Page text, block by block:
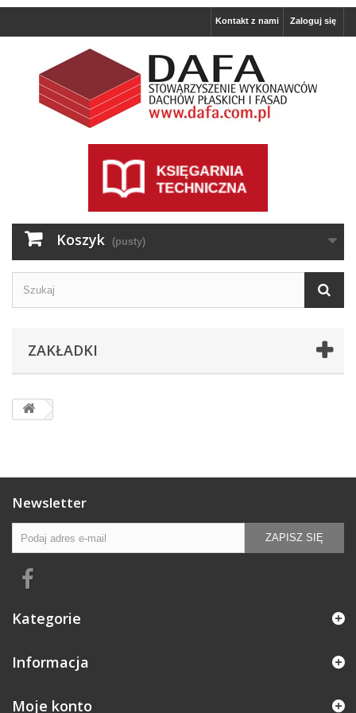
Zaloguj się
Kontakt z nami
Koszyk (pusty)
ZAKŁADKI
Newsletter
ZAPISZ SIĘ
Kategorie
Informacja
Moje konto